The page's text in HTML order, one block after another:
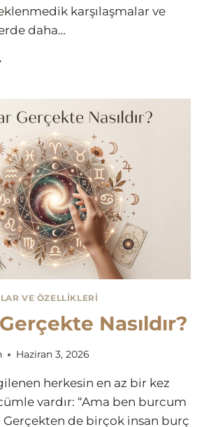
karşılaşmalar ve
daha…
VE ÖZELLIKLERI
Nasıldır?
Haziran 3, 2026
herkesin en az bir kez
vardır: “Ama ben burcum
de birçok insan burç